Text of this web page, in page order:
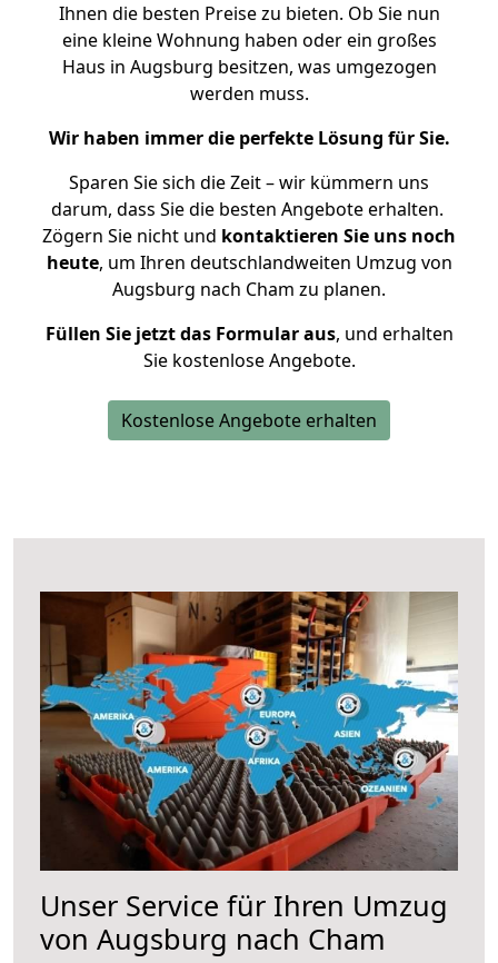
Ihnen die besten Preise zu bieten. Ob Sie nun
eine kleine Wohnung haben oder ein großes
Haus in Augsburg besitzen, was umgezogen
werden muss.
Wir haben immer die perfekte Lösung für Sie.
Sparen Sie sich die Zeit – wir kümmern uns
darum, dass Sie die besten Angebote erhalten.
Zögern Sie nicht und kontaktieren Sie uns noch
heute, um Ihren deutschlandweiten Umzug von
Augsburg nach Cham zu planen.
Füllen Sie jetzt das Formular aus, und erhalten
Sie kostenlose Angebote.
Kostenlose Angebote erhalten
Unser Service für Ihren Umzug
von Augsburg nach Cham